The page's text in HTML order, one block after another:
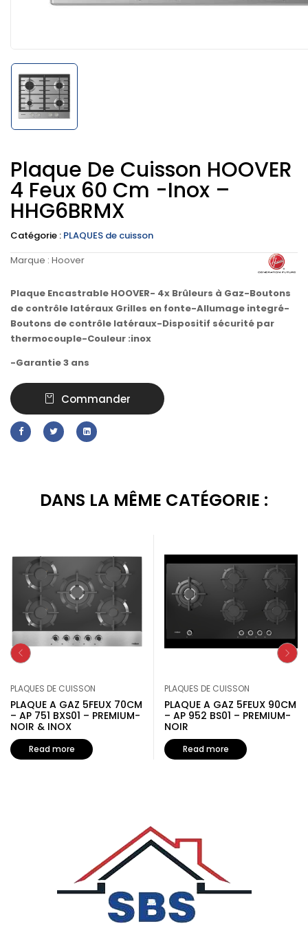
Plaque De Cuisson HOOVER
4 Feux 60 Cm -Inox –
HHG6BRMX
Catégorie : PLAQUES de cuisson
Marque : Hoover
Plaque Encastrable HOOVER- 4x Brûleurs à Gaz-Boutons
de contrôle latéraux Grilles en fonte-Allumage integré-
Boutons de contrôle latéraux-Dispositif sécurité par
thermocouple-Couleur :inox
-Garantie 3 ans
Commander
DANS LA MÊME CATÉGORIE :
PLAQUES DE CUISSON
PLAQUE A GAZ 5FEUX 70CM
– AP 751 BXS01 – PREMIUM-
NOIR & INOX
Read more
PLAQUES DE CUISSON
PLAQUE A GAZ 5FEUX 90CM
– AP 952 BS01 – PREMIUM-
NOIR
Read more